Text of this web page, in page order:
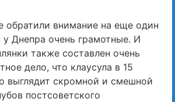
обратили внимание на еще один
Днепра очень грамотные. И
также составлен очень
дело, что клаусула в 15
выглядит скромной и смешной
постсоветского